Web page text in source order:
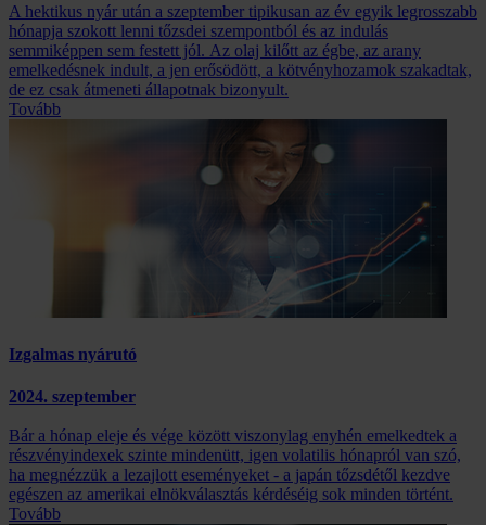
A hektikus nyár után a szeptember tipikusan az év egyik legrosszabb
hónapja szokott lenni tőzsdei szempontból és az indulás
semmiképpen sem festett jól. Az olaj kilőtt az égbe, az arany
emelkedésnek indult, a jen erősödött, a kötvényhozamok szakadtak,
de ez csak átmeneti állapotnak bizonyult.
Tovább
Izgalmas nyárutó
2024. szeptember
Bár a hónap eleje és vége között viszonylag enyhén emelkedtek a
részvényindexek szinte mindenütt, igen volatilis hónapról van szó,
ha megnézzük a lezajlott eseményeket - a japán tőzsdétől kezdve
egészen az amerikai elnökválasztás kérdéséig sok minden történt.
Tovább